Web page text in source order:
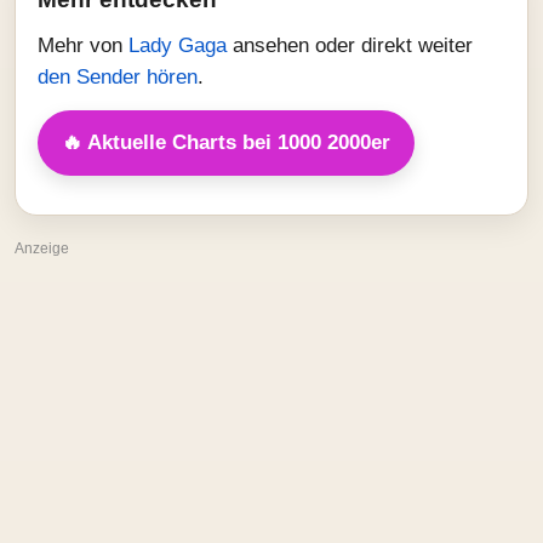
Mehr von Lady Gaga ansehen oder direkt weiter
den Sender hören.
🔥 Aktuelle Charts bei 1000 2000er
Anzeige